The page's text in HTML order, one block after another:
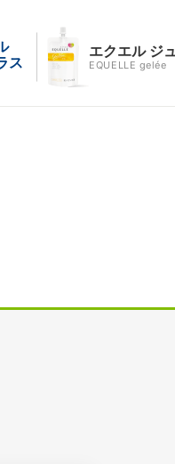
ス
エクエル ジ
EQUELLE gelée